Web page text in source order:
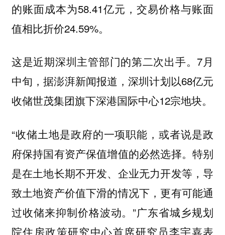
的账面成本为58.41亿元，交易价格与账面
值相比折价24.59%。
这是近期深圳主管部门的第二次出手。7月
中旬，据澎湃新闻报道，深圳计划以68亿元
收储世茂集团旗下深港国际中心12宗地块。
“收储土地是政府的一项职能，或者说是政
府保持国有资产保值增值的必然选择。特别
是在土地长期不开发、企业无力开发等，导
致土地资产价值下滑的情况下，更有可能通
过收储来抑制价格波动。”广东省城乡规划
院住房政策研究中心首席研究员李宇嘉表